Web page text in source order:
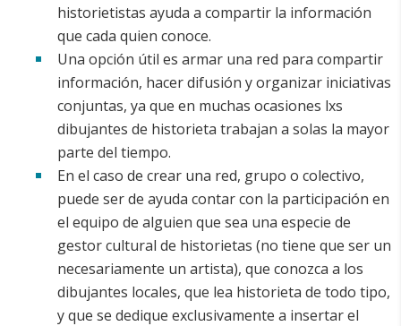
historietistas ayuda a compartir la información
que cada quien conoce.
Una opción útil es armar una red para compartir
información, hacer difusión y organizar iniciativas
conjuntas, ya que en muchas ocasiones lxs
dibujantes de historieta trabajan a solas la mayor
parte del tiempo.
En el caso de crear una red, grupo o colectivo,
puede ser de ayuda contar con la participación en
el equipo de alguien que sea una especie de
gestor cultural de historietas (no tiene que ser un
necesariamente un artista), que conozca a los
dibujantes locales, que lea historieta de todo tipo,
y que se dedique exclusivamente a insertar el